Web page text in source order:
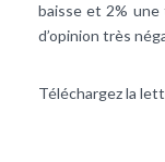
baisse et 2%
d’opinion très
Téléchargez la